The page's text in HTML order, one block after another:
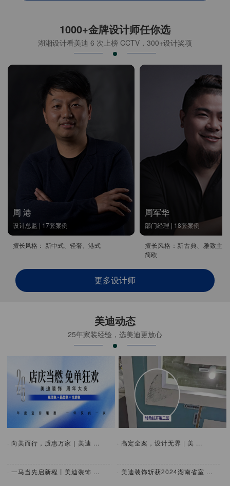
1000+金牌设计师任你选
湖湘设计看美迪 6 次上榜 CCTV，300+设计奖项
周 港
设计总监 | 17套案例
擅长风格： 新中式、轻奢、港式
周军华
部门经理 | 18套案例
擅长风格：新古典、雅致主
简欧
更多设计师
美迪动态
25年家装经验，选美迪更放心
· 向美而行，质惠万家｜美迪 ...
· 一马当先启新程丨美迪装饰 ...
· 高定全案，设计无界 | 美 ...
· 美迪装饰斩获2024湖南省室 ...